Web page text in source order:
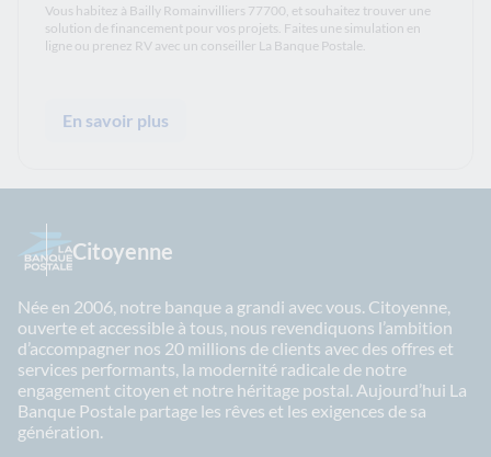
Vous habitez à Bailly Romainvilliers 77700, et souhaitez trouver une
solution de financement pour vos projets. Faites une simulation en
ligne ou prenez RV avec un conseiller La Banque Postale.
En savoir plus
Citoyenne
Née en 2006, notre banque a grandi avec vous. Citoyenne,
ouverte et accessible à tous, nous revendiquons l’ambition
d’accompagner nos 20 millions de clients avec des offres et
services performants, la modernité radicale de notre
engagement citoyen et notre héritage postal. Aujourd’hui La
Banque Postale partage les rêves et les exigences de sa
génération.